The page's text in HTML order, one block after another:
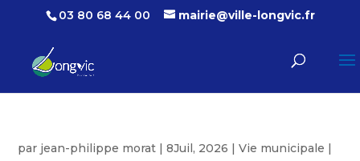
03 80 68 44 00 mairie@ville-longvic.fr
par jean-philippe morat |8Juil, 2026 |Vie municipale |